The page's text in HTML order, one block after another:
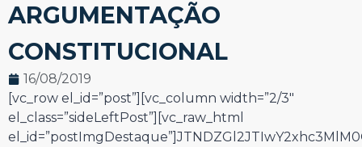
ARGUMENTAÇÃO
CONSTITUCIONAL
16/08/2019
[vc_row el_id=”post”][vc_column width=”2/3″
el_class=”sideLeftPost”][vc_raw_html